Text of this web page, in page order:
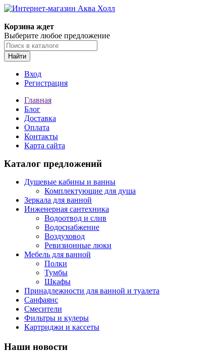
Корзина ждет
Выберите любое предложение
Найти
Вход
Регистрация
Главная
Блог
Доставка
Оплата
Контакты
Карта сайта
Каталог предложений
Душевые кабины и ванны
Комплектующие для душа
Зеркала для ванной
Инженерная сантехника
Водоотвод и слив
Водоснабжение
Воздуховод
Ревизионные люки
Мебель для ванной
Полки
Тумбы
Шкафы
Принадлежности для ванной и туалета
Санфаянс
Смесители
Фильтры и кулеры
Картриджи и кассеты
Наши новости